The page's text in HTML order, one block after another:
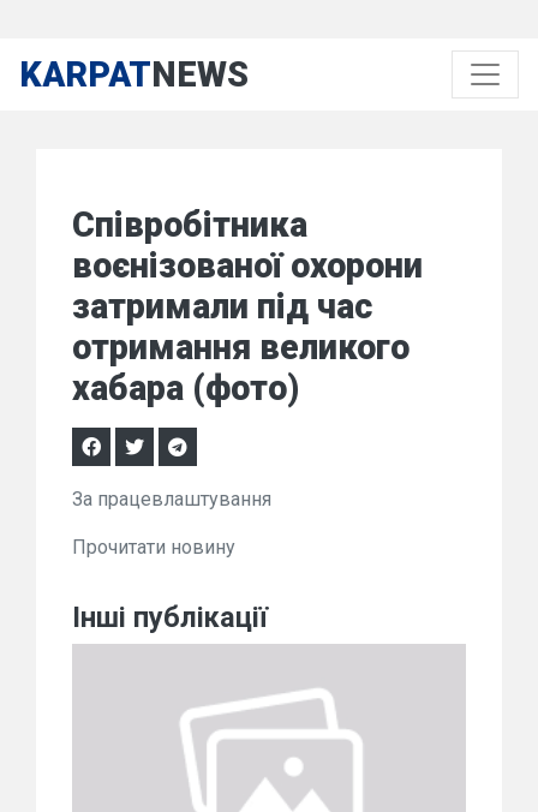
KARPATNEWS
Співробітника
воєнізованої охорони
затримали під час
отримання великого
хабара (фото)
За працевлаштування
Прочитати новину
Інші публікації